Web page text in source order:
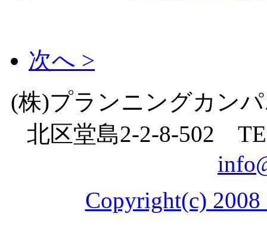
次へ >
(株)プランニングカン
北区堂島2-2-8-502
Copyright(c)